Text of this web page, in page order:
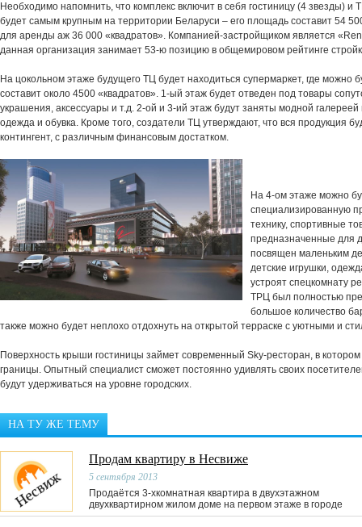
Необходимо напомнить, что комплекс включит в себя гостиницу (4 звезды) и
будет самым крупным на территории Беларуси – его площадь составит 54
для аренды аж 36 000 «квадратов». Компанией-застройщиком является
данная организация занимает 53-ю позицию в общемировом рейтинге
На цокольном этаже будущего ТЦ будет находиться супермаркет, где можно
составит около 4500 «квадратов». 1-ый этаж будет отведен под товары
украшения, аксессуары и т.д. 2-ой и 3-ий этаж будут заняты модной галереей
одежда и обувка. Кроме того, создатели ТЦ утверждают, что вся продукция
контингент, с различным финансовым достатком.
На 4-ом этаже можно
специализированную
технику, спортивные
предназначенные для
посвящен маленьким
детские игрушки,
устроят спецкомнату
ТРЦ был полностью
большое количество
также можно будет неплохо отдохнуть на открытой терраске с уютными и
Поверхность крыши гостиницы займет современный Sky-ресторан, в
границы. Опытный специалист сможет постоянно удивлять своих
будут удерживаться на уровне городских.
НА ТУ ЖЕ ТЕМУ
Продам квартиру в Несвиже
5 сентября 2013
Продаётся 3-хкомнатная квартира в двухэтажном
двухквартирном жилом доме на первом этаже в городе